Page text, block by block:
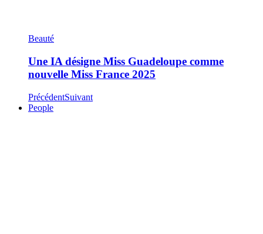
Beauté
Une IA désigne Miss Guadeloupe comme
nouvelle Miss France 2025
PrécédentSuivant
People